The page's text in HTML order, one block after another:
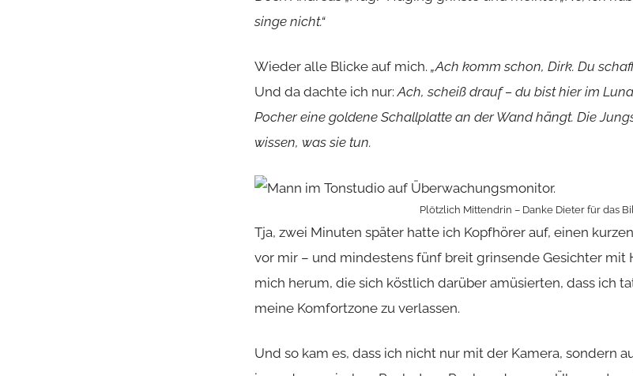
singe nicht.“
Wieder alle Blicke auf mich. „Ach komm schon, Dirk. Du
Und da dachte ich nur:Ach, scheiß drauf – du bist hier im
Pocher eine goldene Schallplatte an der Wand hängt. Die
wissen, was sie tun.
Plötzlich Mittendrin – Danke Dieter für das
Tja, zwei Minuten später hatte ich Kopfhörer auf, einen
vor mir – und mindestens fünf breit grinsende Gesichter mit
mich herum, die sich köstlich darüber amüsierten, dass ich
meine Komfortzone zu verlassen.
Und so kam es, dass ich nicht nur mit der Kamera, sondern